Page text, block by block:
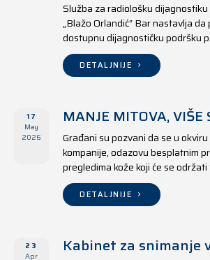
Služba za radiološku dijagnostiku
„Blažo Orlandić“ Bar nastavlja
dostupnu dijagnostičku podršku
svjedoče i rezultati ostvareni u
do 17. juna 2026. godine.
DETALJNIJE
17
May
2026
MANJE MITOVA, VIŠE
Građani su pozvani da se u
kompanije, odazovu besplatnim
pregledima kože koji će se
godine u jedanaest opština širom
državnim tako i u privatnim
DETALJNIJE
23
Apr
Kabinet za snimanje